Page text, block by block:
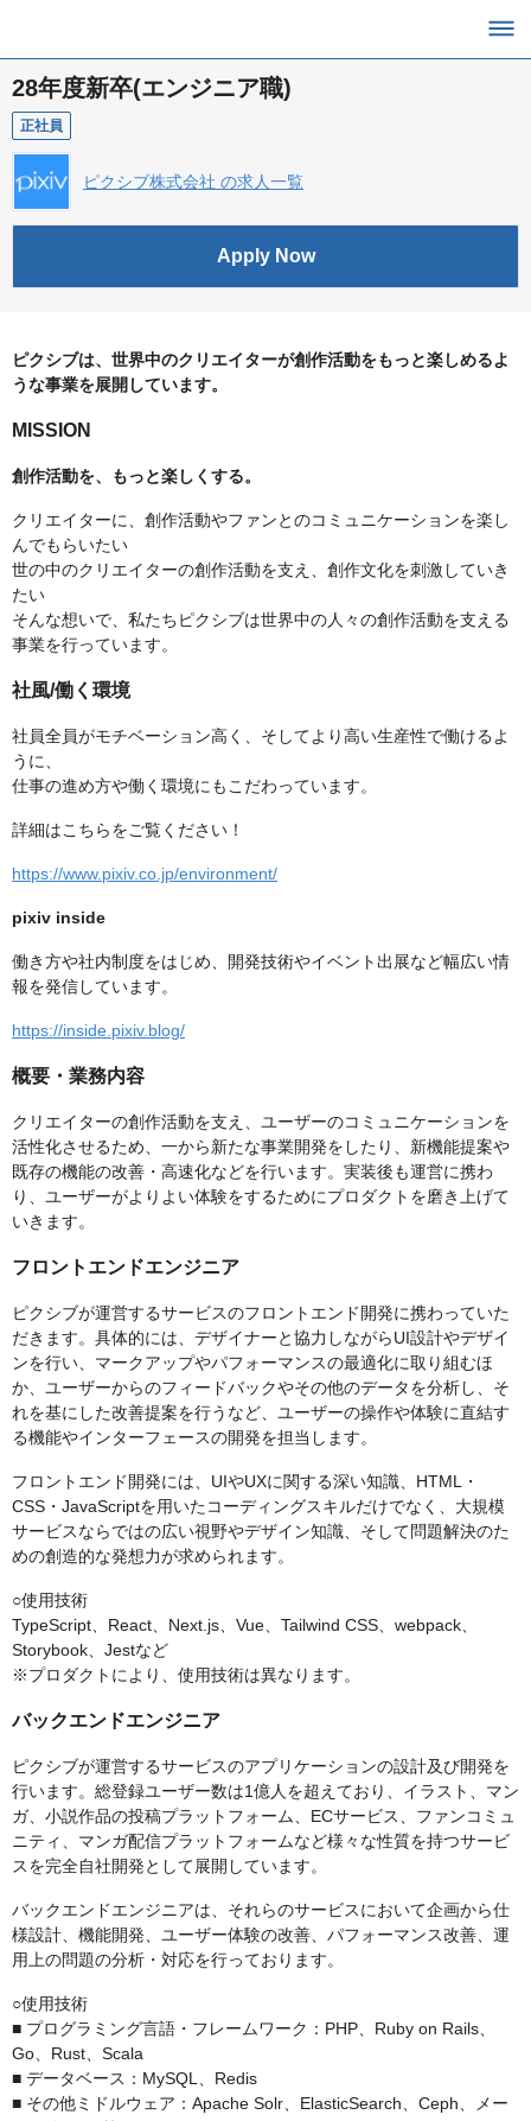
28年度新卒(エンジニア職)
正社員
ピクシブ株式会社 の求人一覧
Apply Now
ピクシブは、世界中のクリエイターが創作活動をもっと楽しめるよ
うな事業を展開しています。
MISSION
創作活動を、もっと楽しくする。
クリエイターに、創作活動やファンとのコミュニケーションを楽し
んでもらいたい
世の中のクリエイターの創作活動を支え、創作文化を刺激していき
たい
そんな想いで、私たちピクシブは世界中の人々の創作活動を支える
事業を行っています。
社風/働く環境
社員全員がモチベーション高く、そしてより高い生産性で働けるよ
うに、
仕事の進め方や働く環境にもこだわっています。
詳細はこちらをご覧ください！
https://www.pixiv.co.jp/environment/
pixiv inside
働き方や社内制度をはじめ、開発技術やイベント出展など幅広い情
報を発信しています。
https://inside.pixiv.blog/
概要・業務内容
クリエイターの創作活動を支え、ユーザーのコミュニケーションを
活性化させるため、一から新たな事業開発をしたり、新機能提案や
既存の機能の改善・高速化などを行います。実装後も運営に携わ
り、ユーザーがよりよい体験をするためにプロダクトを磨き上げて
いきます。
フロントエンドエンジニア
ピクシブが運営するサービスのフロントエンド開発に携わっていた
だきます。具体的には、デザイナーと協力しながらUI設計やデザイ
ンを行い、マークアップやパフォーマンスの最適化に取り組むほ
か、ユーザーからのフィードバックやその他のデータを分析し、そ
れを基にした改善提案を行うなど、ユーザーの操作や体験に直結す
る機能やインターフェースの開発を担当します。
フロントエンド開発には、UIやUXに関する深い知識、HTML・
CSS・JavaScriptを用いたコーディングスキルだけでなく、大規模
サービスならではの広い視野やデザイン知識、そして問題解決のた
めの創造的な発想力が求められます。
○使用技術
TypeScript、React、Next.js、Vue、Tailwind CSS、webpack、
Storybook、Jestなど
※プロダクトにより、使用技術は異なります。
バックエンドエンジニア
ピクシブが運営するサービスのアプリケーションの設計及び開発を
行います。総登録ユーザー数は1億人を超えており、イラスト、マン
ガ、小説作品の投稿プラットフォーム、ECサービス、ファンコミュ
ニティ、マンガ配信プラットフォームなど様々な性質を持つサービ
スを完全自社開発として展開しています。
バックエンドエンジニアは、それらのサービスにおいて企画から仕
様設計、機能開発、ユーザー体験の改善、パフォーマンス改善、運
用上の問題の分析・対応を行っております。
○使用技術
■ プログラミング言語・フレームワーク：PHP、Ruby on Rails、
Go、Rust、Scala
■ データベース：MySQL、Redis
■ その他ミドルウェア：Apache Solr、ElasticSearch、Ceph、メー